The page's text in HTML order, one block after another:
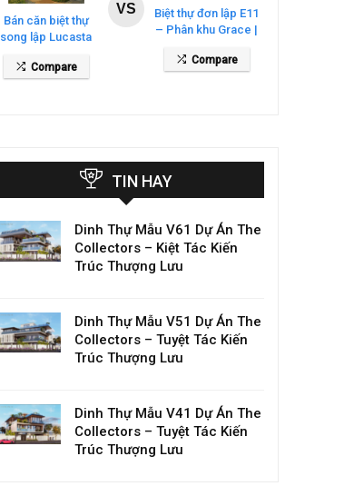
Bán căn biệt thự
song lập Lucasta
Villa – DT 175m2
giá 26 tỷ
Compare
VS
Biệt thự đơn lập E11
– Phân khu Grace |
Waters
Compare
TIN HAY
Dinh Thự Mẫu V61 Dự Án The
Collectors – Kiệt Tác Kiến
Trúc Thượng Lưu
Dinh Thự Mẫu V51 Dự Án The
Collectors – Tuyệt Tác Kiến
Trúc Thượng Lưu
Dinh Thự Mẫu V41 Dự Án The
Collectors – Tuyệt Tác Kiến
Trúc Thượng Lưu